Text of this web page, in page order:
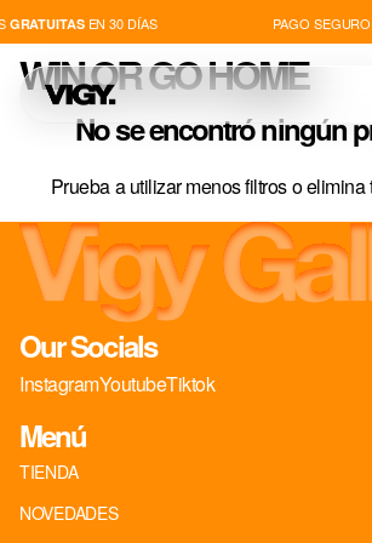
GRATUITASEN 30 DÍAS PAGO SEGURO
TIENDA
NOVEDADES
THIS IS VIGY
WIN OR GO HOME
No se encontró ningún
Prueba a utilizar menos filtros oelimina
Our Socials
InstagramYoutubeTiktok
Menú
TIENDA
NOVEDADES